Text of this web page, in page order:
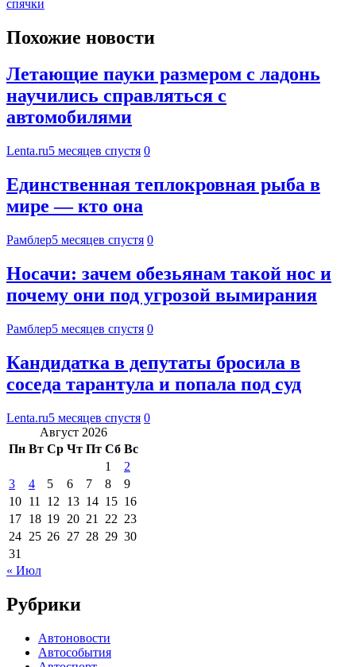
спячки
Похожие новости
Летающие пауки размером с ладонь
научились справляться с
автомобилями
Lenta.ru5 месяцев спустя 0
Единственная теплокровная рыба в
мире — кто она
Рамблер5 месяцев спустя 0
Носачи: зачем обезьянам такой нос и
почему они под угрозой вымирания
Рамблер5 месяцев спустя 0
Кандидатка в депутаты бросила в
соседа тарантула и попала под суд
Lenta.ru5 месяцев спустя 0
Август 2026
Пн Вт Ср Чт Пт Сб Вс
1
2
3
4 5 6 7 8
9
10 11 12 13 14 15 16
17 18 19 20 21 22 23
24 25 26 27 28 29 30
31
« Июл
Рубрики
Автоновости
Автособытия